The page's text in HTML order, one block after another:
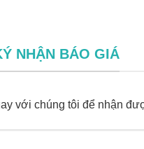
NHẬN BÁO GIÁ
với chúng tôi để nhận